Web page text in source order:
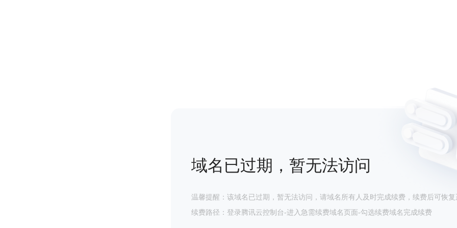
域名已过期，暂无法访问
温馨提醒：该域名已过期，暂无法访问，请域名所有人及时完成续费，续费后可恢复
续费路径：登录腾讯云控制台-进入急需续费域名页面-勾选续费域名完成续费